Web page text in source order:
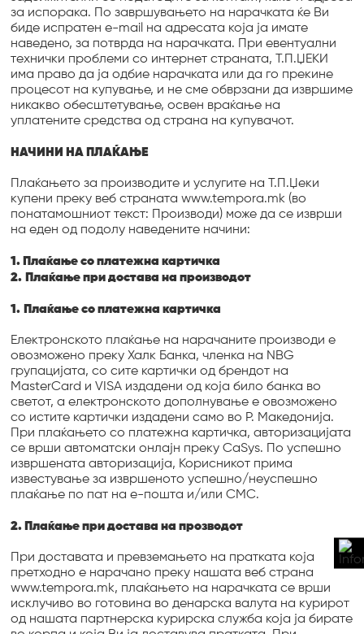
за испорака. По завршувањето на нарачката ќе Ви
биде испратен e-mail на адресата која ја имате
наведено, за потврда на нарачката. При евентуални
технички проблеми со интернет страната, Т.П.ЏЕКИ
има право да ја одбие нарачката или да го прекине
процесот на купување, и не сме обврзани да извршиме
никакво обесштетување, освен враќање на
уплатените средства од страна на купувачот.
НАЧИНИ НА ПЛАЌАЊЕ
Плаќањето за производите и услугите на Т.П.Џеки
купени преку веб страната www.tempora.mk (во
понатамошниот текст: Производи) може да се изврши
на еден од подолу наведените начини:
1. Плаќање со платежна картичка
2. Плаќање при достава на производот
1. Плаќање со платежна картичка
Електронското плаќање на нарачаните производи е
овозможено преку Халк Банка, членка на NBG
групацијата, со сите картички од брендот на
MasterCard и VISA издадени од која било банка во
светот, а електронското дополнување е овозможено
со истите картички издадени само во Р. Македонија.
При плаќањето со платежна картичка, авторизацијата
се врши автоматски онлајн преку CaSys. По успешно
извршената авторизација, Корисникот прима
известување за извршеното успешно/неуспешно
плаќање по пат на е-пошта и/или СМС.
2. Плаќање при достава на прозводот
При доставата и превземањето на пратката која
претходно е нарачано преку нашата веб страна
www.tempora.mk, плаќањето на нарачката се врши
исклучиво во готовина во денарска валута на курирот
од нашата партнерска курирска служба која ја бирате